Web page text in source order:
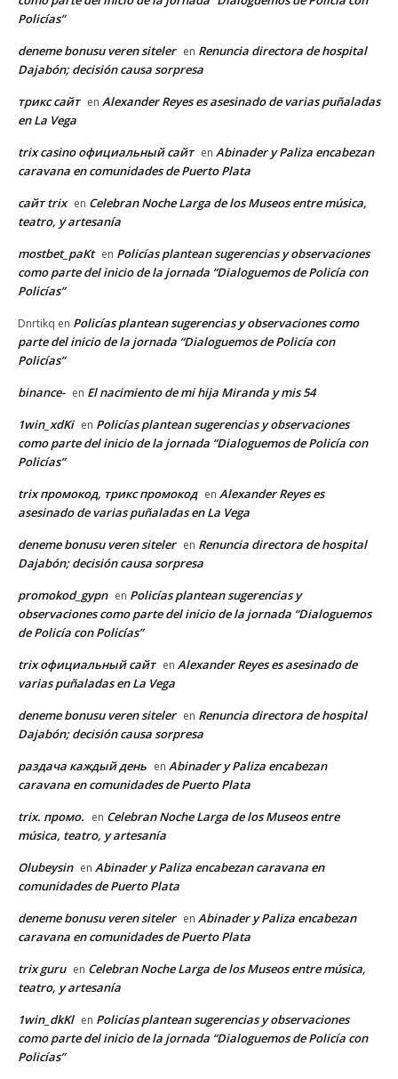
Policías”
deneme bonusu veren siteler en Renuncia directora de hospital
Dajabón; decisión causa sorpresa
трикс сайт en Alexander Reyes es asesinado de varias puñaladas
en La Vega
trix casino официальный сайт en Abinader y Paliza encabezan
caravana en comunidades de Puerto Plata
сайт trix en Celebran Noche Larga de los Museos entre música,
teatro, y artesanía
mostbet_paKt en Policías plantean sugerencias y observaciones
como parte del inicio de la jornada “Dialoguemos de Policía con
Policías”
Dnrtikq en Policías plantean sugerencias y observaciones como
parte del inicio de la jornada “Dialoguemos de Policía con
Policías”
binance- en El nacimiento de mi hija Miranda y mis 54
1win_xdKi en Policías plantean sugerencias y observaciones
como parte del inicio de la jornada “Dialoguemos de Policía con
Policías”
trix промокод, трикс промокод en Alexander Reyes es
asesinado de varias puñaladas en La Vega
deneme bonusu veren siteler en Renuncia directora de hospital
Dajabón; decisión causa sorpresa
promokod_gypn en Policías plantean sugerencias y
observaciones como parte del inicio de la jornada “Dialoguemos
de Policía con Policías”
trix официальный сайт en Alexander Reyes es asesinado de
varias puñaladas en La Vega
deneme bonusu veren siteler en Renuncia directora de hospital
Dajabón; decisión causa sorpresa
раздача каждый день en Abinader y Paliza encabezan
caravana en comunidades de Puerto Plata
trix. промо. en Celebran Noche Larga de los Museos entre
música, teatro, y artesanía
Olubeysin en Abinader y Paliza encabezan caravana en
comunidades de Puerto Plata
deneme bonusu veren siteler en Abinader y Paliza encabezan
caravana en comunidades de Puerto Plata
trix guru en Celebran Noche Larga de los Museos entre música,
teatro, y artesanía
1win_dkKl en Policías plantean sugerencias y observaciones
como parte del inicio de la jornada “Dialoguemos de Policía con
Policías”